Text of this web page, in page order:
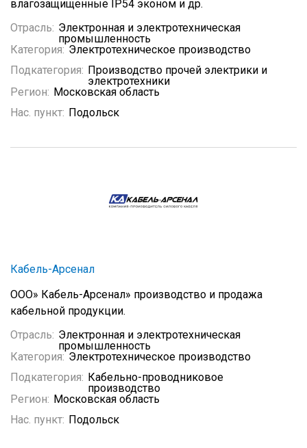
влагозащищенные IP54 эконом и др.
Отрасль: Электронная и электротехническая
промышленность
Категория: Электротехническое производство
Подкатегория: Производство прочей электрики и
электротехники
Регион: Московская область
Нас. пункт: Подольск
Кабель-Арсенал
ООО» Кабель-Арсенал» производство и продажа
кабельной продукции.
Отрасль: Электронная и электротехническая
промышленность
Категория: Электротехническое производство
Подкатегория: Кабельно-проводниковое
производство
Регион: Московская область
Нас. пункт: Подольск